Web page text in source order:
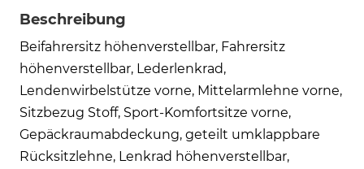
Beschreibung
Beifahrersitz höhenverstellbar, Fahrersitz
höhenverstellbar, Lederlenkrad,
Lendenwirbelstütze vorne, Mittelarmlehne vorne,
Sitzbezug Stoff, Sport-Komfortsitze vorne,
Gepäckraumabdeckung, geteilt umklappbare
Rücksitzlehne, Lenkrad höhenverstellbar,